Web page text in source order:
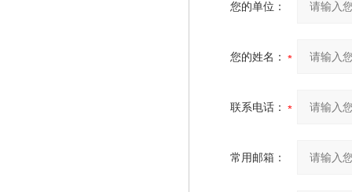
您的单位：
您的姓名：
联系电话：
常用邮箱：